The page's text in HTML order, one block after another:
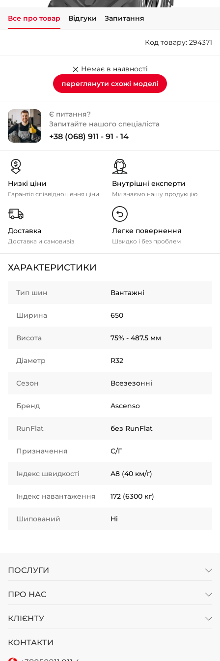
+38 (050)-911-911-2
+38 (099)-643-33-77
+38 (068)-923-74-19
- Калинова
Все про товар Відгуки Запитання
Код товару: 294371
Немає в наявності
переглянути схожі моделі
Є питання?
Запитайте нашого спеціаліста
+38 (068) 911 - 91 - 14
Низкі ціни
Гарантія співвідношення ціни
Внутрішні експерти
Ми знаємо нашу продукцію
Доставка
Доставка и самовивіз
Легке повернення
Швидко і без проблем
ХАРАКТЕРИСТИКИ
Тип шин Вантажні
Ширина 650
Висота 75% - 487.5 мм
Діаметр R32
Сезон Всезезонні
Бренд Ascenso
RunFlat без RunFlat
Призначення С/Г
Індекс швидкості A8 (40 км/г)
Індекс навантаження 172 (6300 кг)
Шипований Ні
ПОСЛУГИ
ПРО НАС
КЛІЄНТУ
КОНТАКТИ